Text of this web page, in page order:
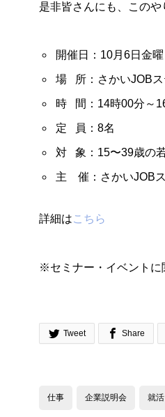
是非皆さんにも、この
開催日：10月6日金
場 所：さかいJOBス
時 間：14時00分～
定 員：8名
対 象：15〜39歳の
主 催：さかいJOB
詳細はこちら
※セミナー・イベントに
 Tweet  Share
仕事 企業説明会 就活